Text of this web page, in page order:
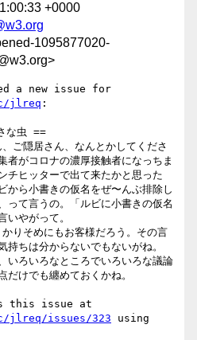
+0000
1095877020-
jlreq :
な虫 ==
ご隠居さん、なんとかしてくださ
者がコロナの濃厚接触者になっちま
チヒッターで出て来たかと思った
から小書きの仮名をぜ〜んぶ排除し
って言うの。「ルビに小書きの仮名
いやがって。
りそめにもお客様だろう。その言
持ちは分からないでもないがね。
いろいろなところでいろいろな議論
だけでも纏めておくかね。
jlreq/issues/323 using